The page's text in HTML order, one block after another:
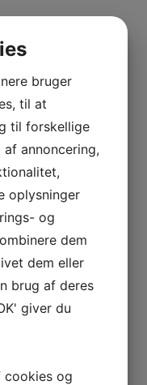
til
bruger
til at
til forskellige
annoncering,
oplysninger
og
dem
dem eller
brug af deres
giver du
cookies og